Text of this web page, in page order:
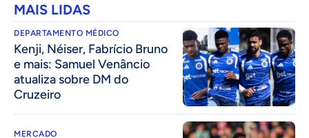
MAIS LIDAS
DEPARTAMENTO MÉDICO
Kenji, Néiser, Fabrício Bruno
e mais: Samuel Venâncio
atualiza sobre DM do
Cruzeiro
MERCADO